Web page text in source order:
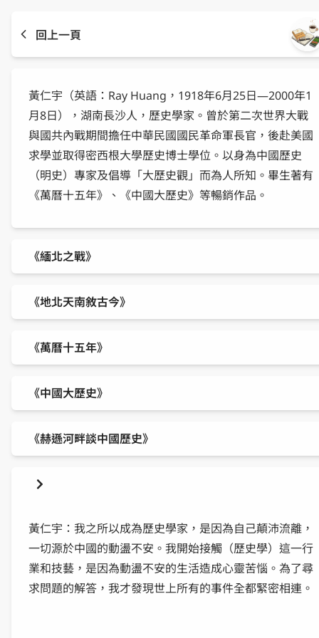
回上一頁
黃仁宇（英語：Ray Huang，1918年6月25日—2000年1
月8日），湖南長沙人，歷史學家。曾於第二次世界大戰
與國共內戰期間擔任中華民國國民革命軍長官，後赴美國
求學並取得密西根大學歷史博士學位。以身為中國歷史
（明史）專家及倡導「大歷史觀」而為人所知。畢生著有
《萬曆十五年》、《中國大歷史》等暢銷作品。
《緬北之戰》
《地北天南敘古今》
《萬曆十五年》
《中國大歷史》
《赫遜河畔談中國歷史》
黃仁宇：我之所以成為歷史學家，是因為自己顛沛流離，
一切源於中國的動盪不安。我開始接觸（歷史學）這一行
業和技藝，是因為動盪不安的生活造成心靈苦惱。為了尋
求問題的解答，我才發現世上所有的事件全都緊密相連。